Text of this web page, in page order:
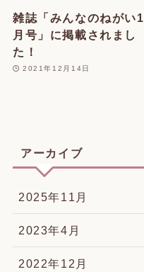
雑誌「みんなのねがい1
月号」に掲載されまし
た！
2021年12月14日
アーカイブ
2025年11月
2023年4月
2022年12月